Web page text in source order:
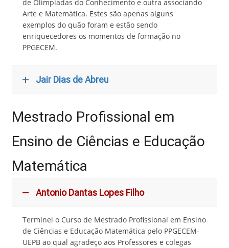
de Olimpíadas do Conhecimento e outra associando
Arte e Matemática. Estes são apenas alguns
exemplos do quão foram e estão sendo
enriquecedores os momentos de formação no
PPGECEM.
Jair Dias de Abreu
Mestrado Profissional em
Ensino de Ciências e Educação
Matemática
Antonio Dantas Lopes Filho
Terminei o Curso de Mestrado Profissional em Ensino
de Ciências e Educação Matemática pelo PPGECEM-
UEPB ao qual agradeço aos Professores e colegas